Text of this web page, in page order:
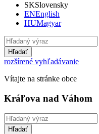
SKSlovensky
ENEnglish
HUMagyar
Hľadať
rozšírené vyhľadávanie
Vítajte na stránke obce
Kráľova nad Váhom
Hľadať